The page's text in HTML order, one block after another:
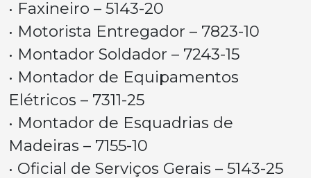
• Faxineiro – 5143-20
• Motorista Entregador – 7823-10
• Montador Soldador – 7243-15
• Montador de Equipamentos
Elétricos – 7311-25
• Montador de Esquadrias de
Madeiras – 7155-10
• Oficial de Serviços Gerais – 5143-25